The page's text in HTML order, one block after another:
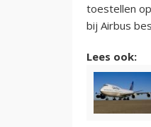
toestellen
bij Airbus
Lees ook: